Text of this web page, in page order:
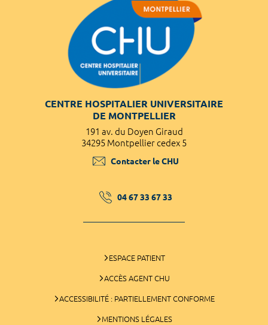
CENTRE HOSPITALIER UNIVERSITAIRE
DE MONTPELLIER
191 av. du Doyen Giraud
34295 Montpellier cedex 5
Contacter le CHU
04 67 33 67 33
ESPACE PATIENT
ACCÈS AGENT CHU
ACCESSIBILITÉ : PARTIELLEMENT CONFORME
MENTIONS LÉGALES